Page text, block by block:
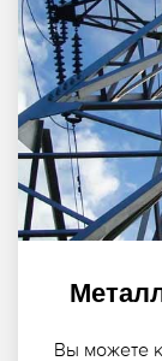
Вы можете